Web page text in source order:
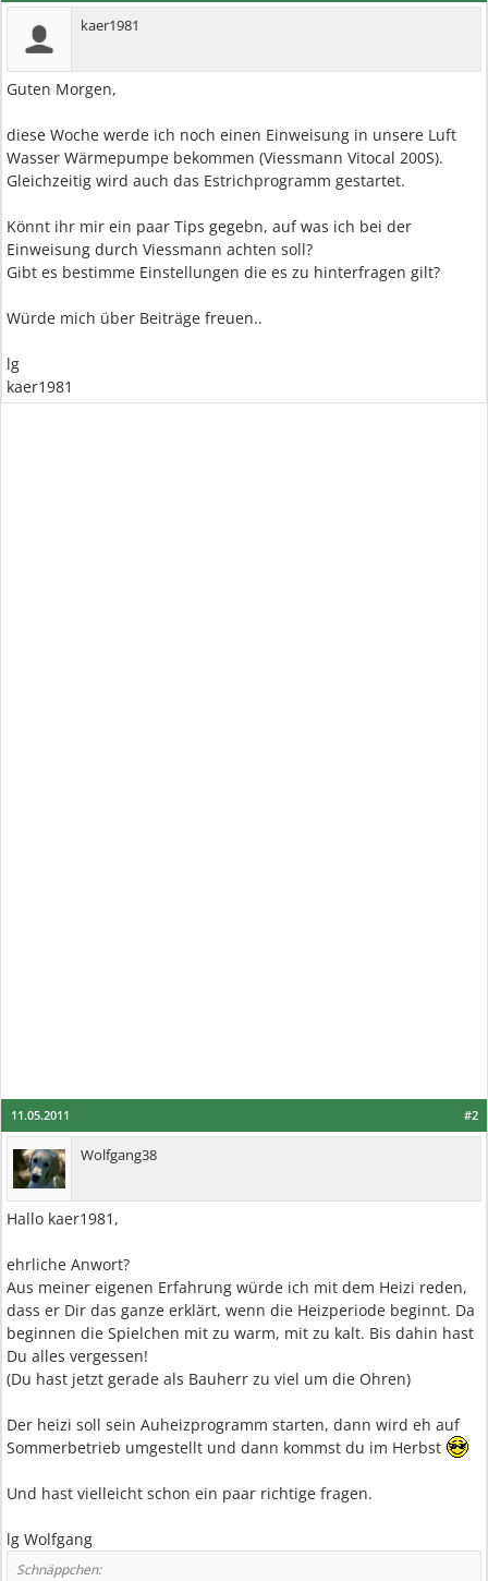
kaer1981
Guten Morgen,
diese Woche werde ich noch einen Einweisung in unsere Luft
Wasser Wärmepumpe bekommen (Viessmann Vitocal 200S).
Gleichzeitig wird auch das Estrichprogramm gestartet.
Könnt ihr mir ein paar Tips gegebn, auf was ich bei der
Einweisung durch Viessmann achten soll?
Gibt es bestimme Einstellungen die es zu hinterfragen gilt?
Würde mich über Beiträge freuen..
lg
kaer1981
#2
11.05.2011
Wolfgang38
Hallo kaer1981,
ehrliche Anwort?
Aus meiner eigenen Erfahrung würde ich mit dem Heizi reden,
dass er Dir das ganze erklärt, wenn die Heizperiode beginnt. Da
beginnen die Spielchen mit zu warm, mit zu kalt. Bis dahin hast
Du alles vergessen!
(Du hast jetzt gerade als Bauherr zu viel um die Ohren)
Der heizi soll sein Auheizprogramm starten, dann wird eh auf
Sommerbetrieb umgestellt und dann kommst du im Herbst
Und hast vielleicht schon ein paar richtige fragen.
lg Wolfgang
Schnäppchen: